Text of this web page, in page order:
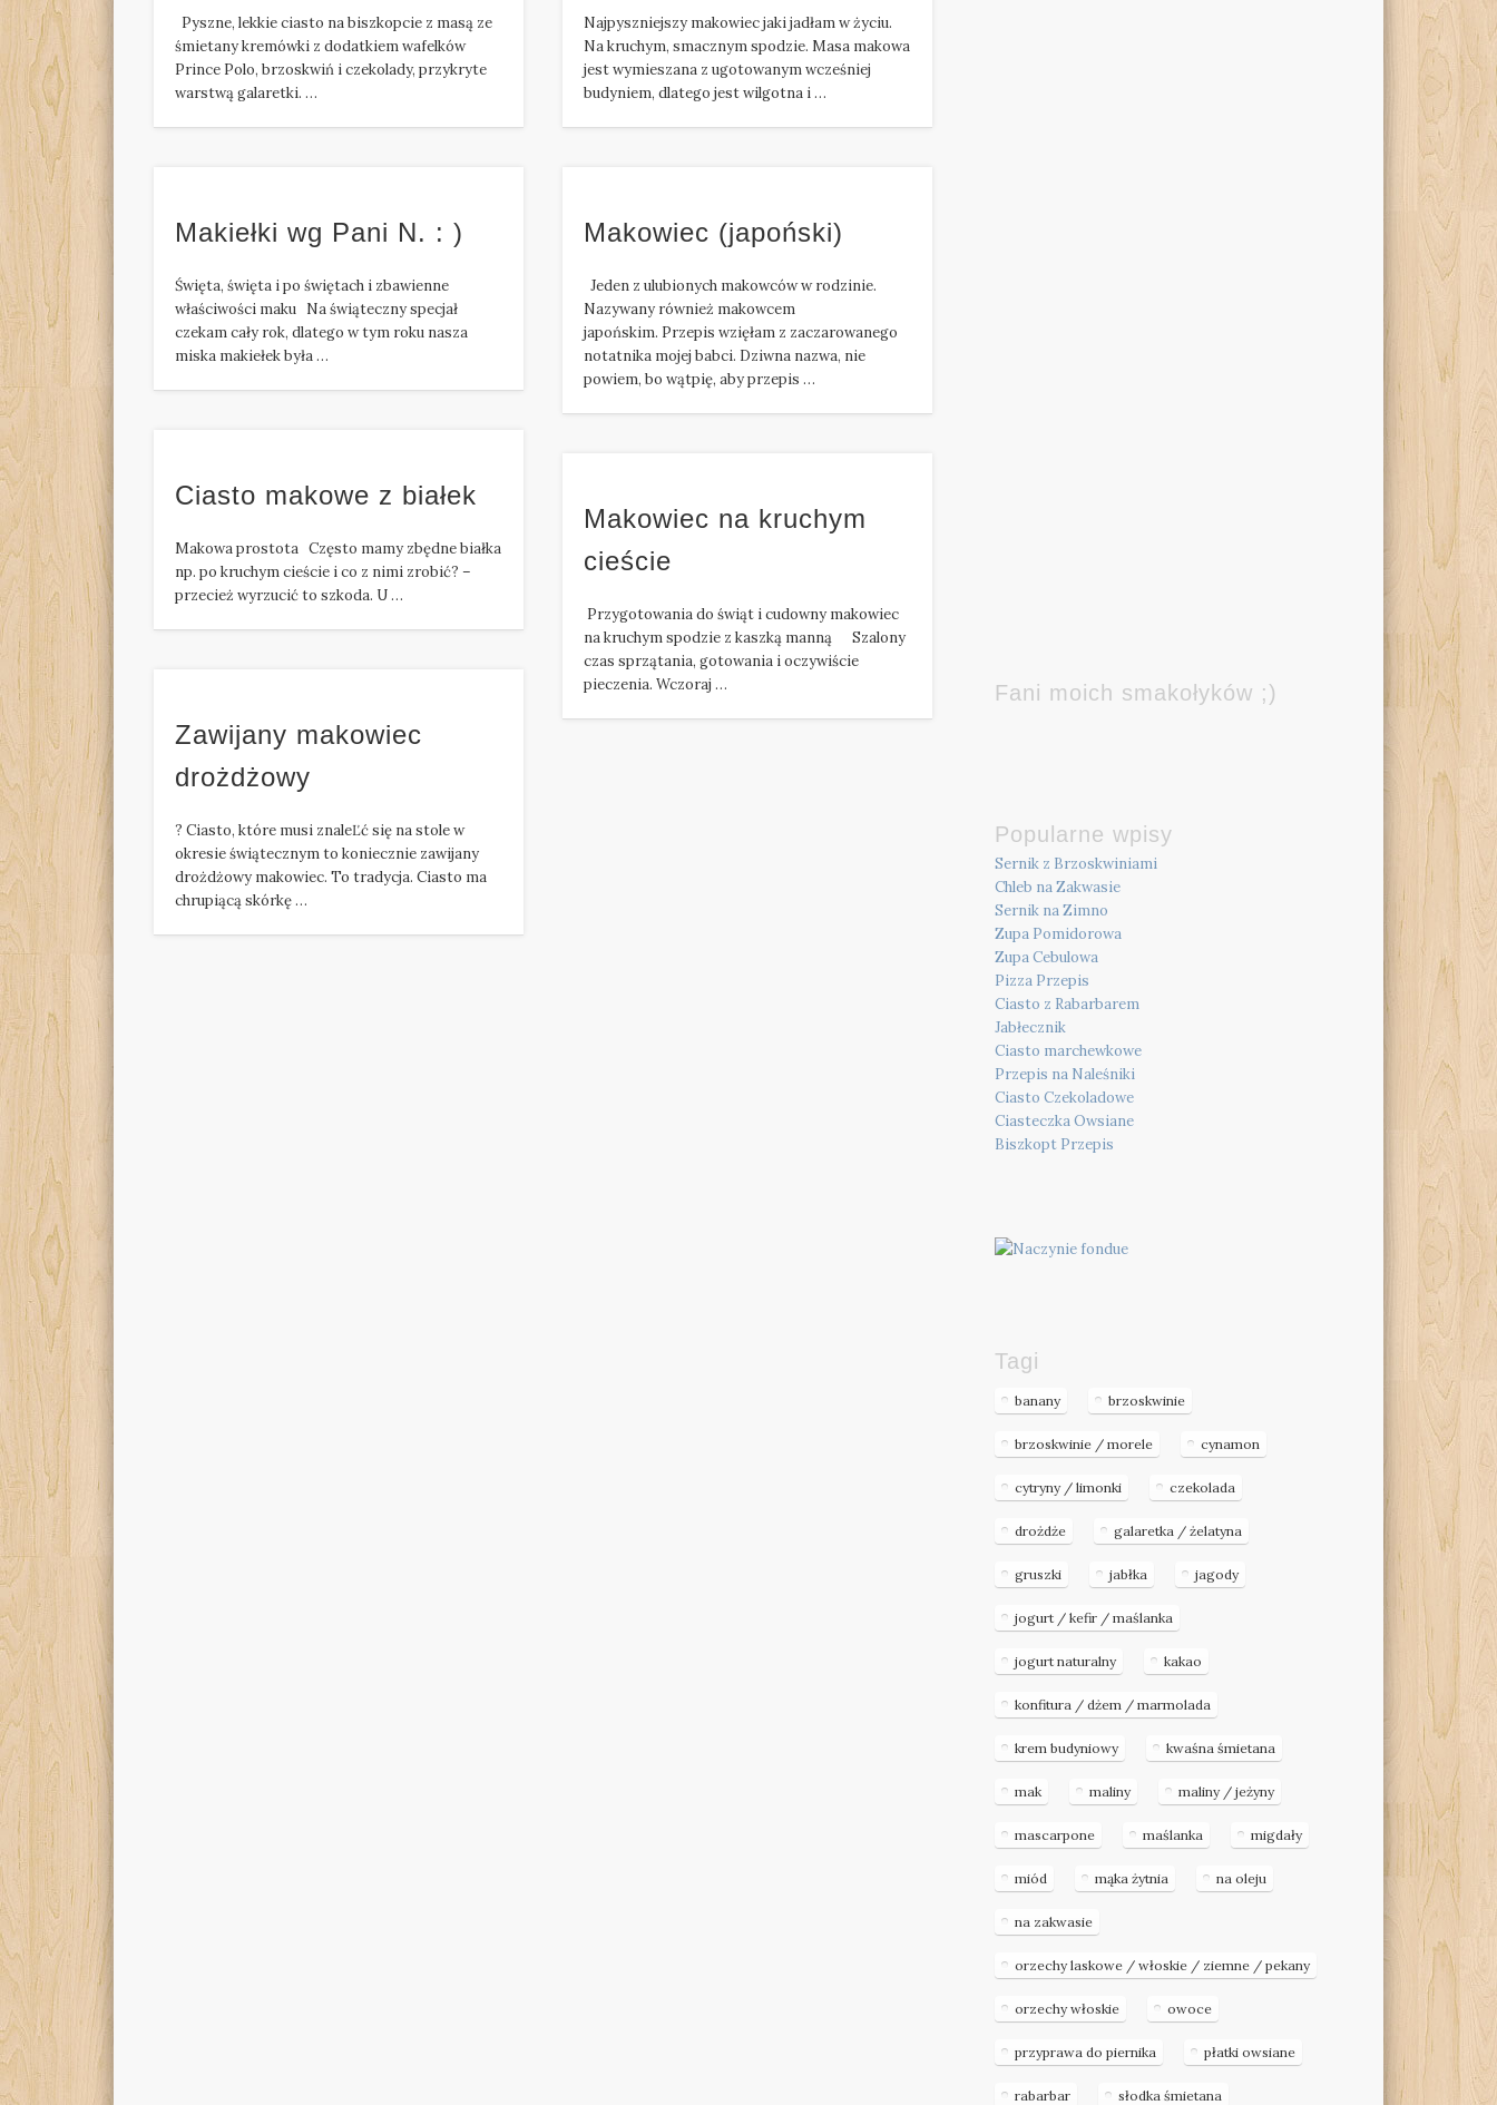
Pyszne, lekkie ciasto na biszkopcie z masą ze
śmietany kremówki z dodatkiem wafelków
Prince Polo, brzoskwiń i czekolady, przykryte
warstwą galaretki. …
Najpyszniejszy makowiec jaki jadłam w życiu.
Na kruchym, smacznym spodzie. Masa makowa
jest wymieszana z ugotowanym wcześniej
budyniem, dlatego jest wilgotna i …
Makiełki wg Pani N. : )
Święta, święta i po świętach i zbawienne
właściwości maku Na świąteczny specjał
czekam cały rok, dlatego w tym roku nasza
miska makiełek była …
Makowiec (japoński)
Jeden z ulubionych makowców w rodzinie.
Nazywany również makowcem
japońskim. Przepis wzięłam z zaczarowanego
notatnika mojej babci. Dziwna nazwa, nie
powiem, bo wątpię, aby przepis …
Ciasto makowe z białek
Makowa prostota Często mamy zbędne białka
np. po kruchym cieście i co z nimi zrobić? –
przecież wyrzucić to szkoda. U …
Makowiec na kruchym
cieście
Przygotowania do świąt i cudowny makowiec
na kruchym spodzie z kaszką manną Szalony
czas sprzątania, gotowania i oczywiście
pieczenia. Wczoraj …
Zawijany makowiec
drożdżowy
? Ciasto, które musi znaleĽć się na stole w
okresie świątecznym to koniecznie zawijany
drożdżowy makowiec. To tradycja. Ciasto ma
chrupiącą skórkę …
Fani moich smakołyków ;)
Popularne wpisy
Sernik z Brzoskwiniami
Chleb na Zakwasie
Sernik na Zimno
Zupa Pomidorowa
Zupa Cebulowa
Pizza Przepis
Ciasto z Rabarbarem
Jabłecznik
Ciasto marchewkowe
Przepis na Naleśniki
Ciasto Czekoladowe
Ciasteczka Owsiane
Biszkopt Przepis
Tagi
banany brzoskwinie
brzoskwinie / morele cynamon
cytryny / limonki czekolada
drożdże galaretka / żelatyna
gruszki jabłka jagody
jogurt / kefir / maślanka
jogurt naturalny kakao
konfitura / dżem / marmolada
krem budyniowy kwaśna śmietana
mak maliny maliny / jeżyny
mascarpone maślanka migdały
miód mąka żytnia na oleju
na zakwasie
orzechy laskowe / włoskie / ziemne / pekany
orzechy włoskie owoce
przyprawa do piernika płatki owsiane
rabarbar słodka śmietana